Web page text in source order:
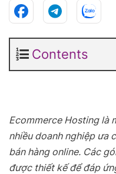
Contents
Ecommerce Hosting là
nhiều doanh nghiệp ưa
bán hàng online. Các
được thiết kế để đáp